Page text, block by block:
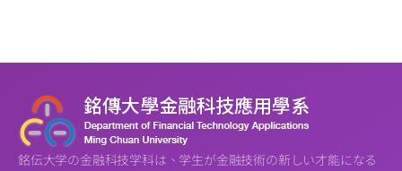
銘伝大学の金融科技学科は、学生が金融技術の新しい才能になる